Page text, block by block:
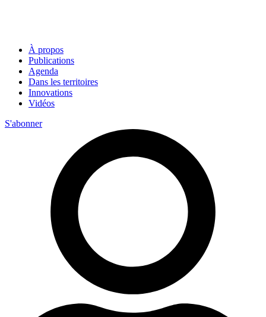
À propos
Publications
Agenda
Dans les territoires
Innovations
Vidéos
S'abonner